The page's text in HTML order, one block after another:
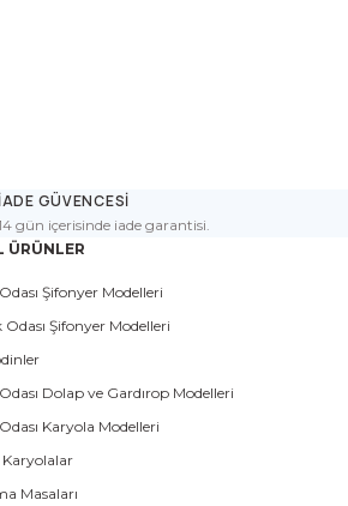
İADE GÜVENCESİ
gün içerisinde iade garantisi.
ÜRÜNLER
Şifonyer Modelleri
Odası Şifonyer Modelleri
Dolap ve Gardırop Modelleri
Karyola Modelleri
Karyolalar
Masaları